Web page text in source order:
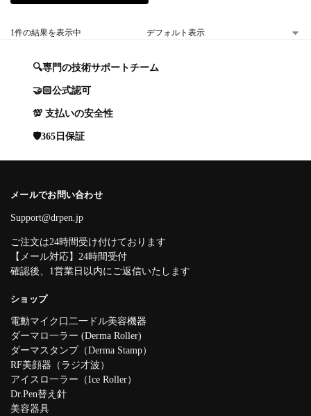
1件の結果を表示中
🔍専門の技術サポートチーム
🤝🏻公式認可
💯 支払いの安全性
🛡️365日保証
メールでお問い合わせ
Support@drpen.jp
ご注文は24時間受け付けております
【メール対応】24時間受付
確認後、1営業日以内にご返信いたします
ショップ
電動マイク口二一ドル美容機器
ダーマロ一ラー (Derma Roller)
ダーマスタンプ（Derma Stamp）
RF美顔器（ラジ才波）
アイスロ一ラー（Ice Roller）
Dr.Pen替え針
美容器具